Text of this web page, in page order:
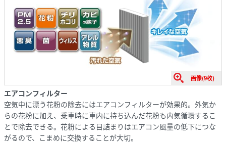
画像(9枚)
エアコンフィルター
空気中に漂う花粉の除去にはエアコンフィルターが効果的。外気か
らの花粉に加え、乗車時に車内に持ち込んだ花粉も内気循環するこ
とで除去できる。花粉による目詰まりはエアコン風量の低下につな
がるので、こまめに交換することが大切。